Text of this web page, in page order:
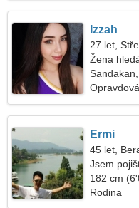
Izzah
27 let,
Žena
Ermi
45 let,
Jsem
ženu
182 cm
Rodina